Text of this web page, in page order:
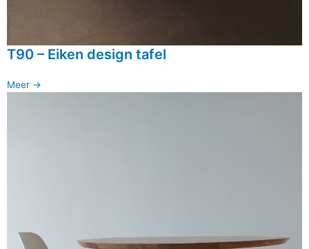
T90 – Eiken design tafel
Meer ->